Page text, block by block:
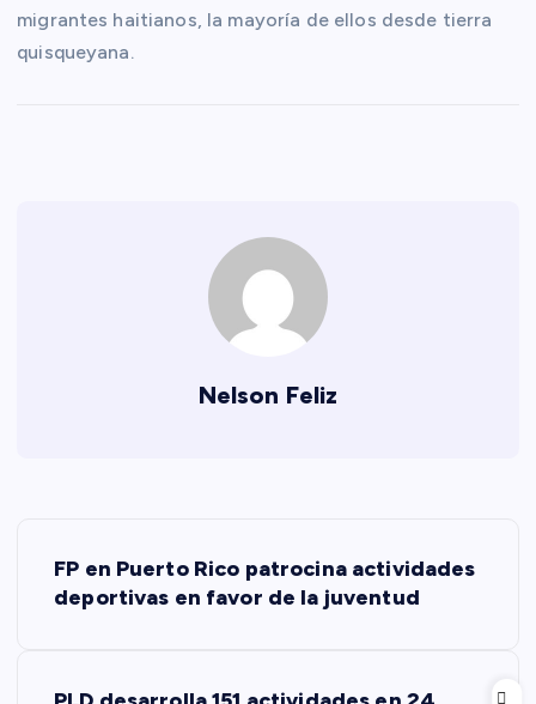
migrantes haitianos, la mayoría de ellos desde tierra
quisqueyana.
Nelson Feliz
FP en Puerto Rico patrocina actividades
deportivas en favor de la juventud